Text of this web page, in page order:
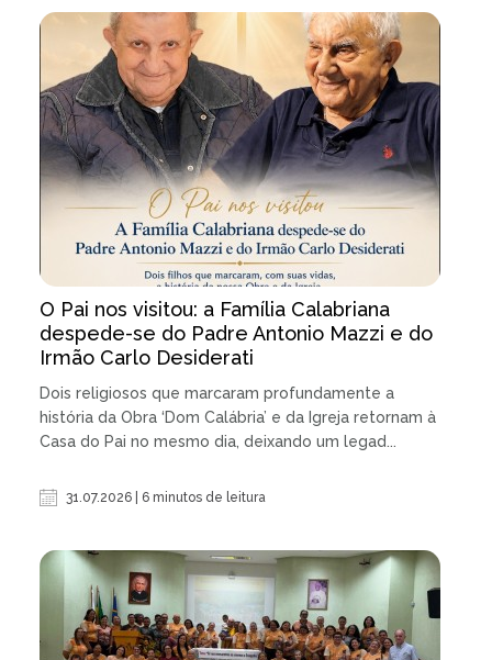
O Pai nos visitou: a Família Calabriana
despede-se do Padre Antonio Mazzi e do
Irmão Carlo Desiderati
Dois religiosos que marcaram profundamente a
história da Obra ‘Dom Calábria’ e da Igreja retornam à
Casa do Pai no mesmo dia, deixando um legad...
31.07.2026 | 6 minutos de leitura